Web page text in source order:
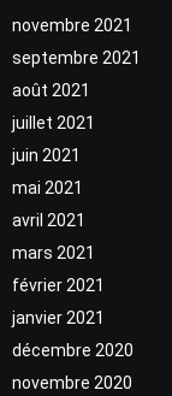
novembre 2021
septembre 2021
août 2021
juillet 2021
juin 2021
mai 2021
avril 2021
mars 2021
février 2021
janvier 2021
décembre 2020
novembre 2020